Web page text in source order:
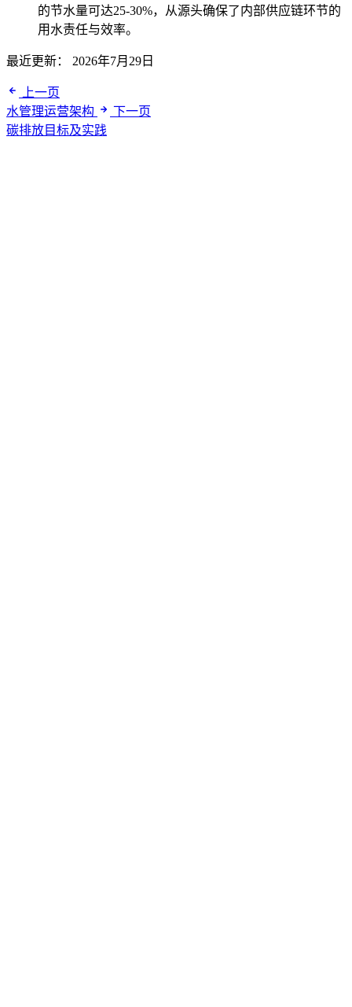
的节水量可达25-30%，从源头确保了内部供应链环节的
用水责任与效率。
最近更新： 2026年7月29日
上一页
水管理运营架构
下一页
碳排放目标及实践